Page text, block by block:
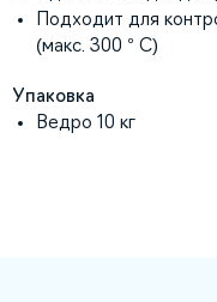
Подходит для
(макс. 300 ° C)
Упаковка
Ведро 10 кг